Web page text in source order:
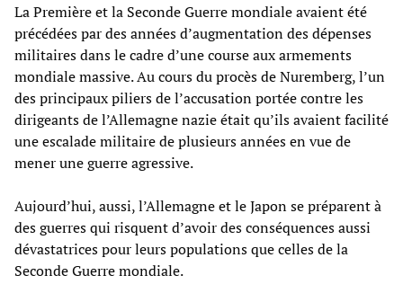
La Première et la Seconde Guerre mondiale avaient été
précédées par des années d’augmentation des dépenses
militaires dans le cadre d’une course aux armements
mondiale massive. Au cours du procès de Nuremberg, l’un
des principaux piliers de l’accusation portée contre les
dirigeants de l’Allemagne nazie était qu’ils avaient facilité
une escalade militaire de plusieurs années en vue de
mener une guerre agressive.
Aujourd’hui, aussi, l’Allemagne et le Japon se préparent à
des guerres qui risquent d’avoir des conséquences aussi
dévastatrices pour leurs populations que celles de la
Seconde Guerre mondiale.